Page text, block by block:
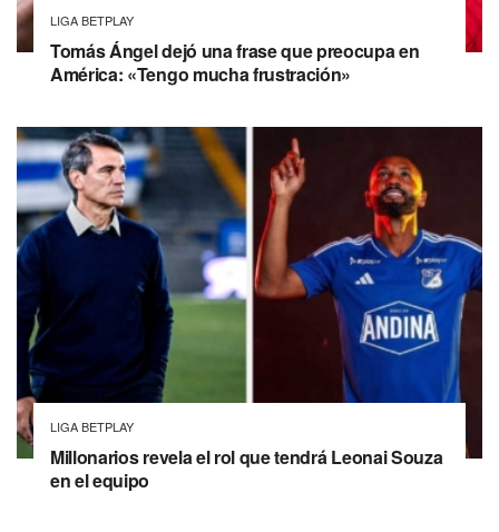
LIGA BETPLAY
Tomás Ángel dejó una frase que preocupa en
América: «Tengo mucha frustración»
LIGA BETPLAY
Millonarios revela el rol que tendrá Leonai Souza
en el equipo